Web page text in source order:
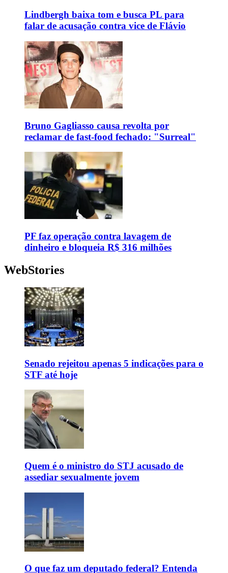
Lindbergh baixa tom e busca PL para
falar de acusação contra vice de Flávio
Bruno Gagliasso causa revolta por
reclamar de fast-food fechado: "Surreal"
PF faz operação contra lavagem de
dinheiro e bloqueia R$ 316 milhões
WebStories
Senado rejeitou apenas 5 indicações para o
STF até hoje
Quem é o ministro do STJ acusado de
assediar sexualmente jovem
O que faz um deputado federal? Entenda